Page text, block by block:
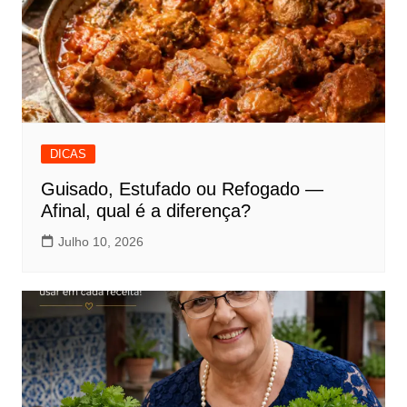
DICAS
Guisado, Estufado ou Refogado —
Afinal, qual é a diferença?
Julho 10, 2026